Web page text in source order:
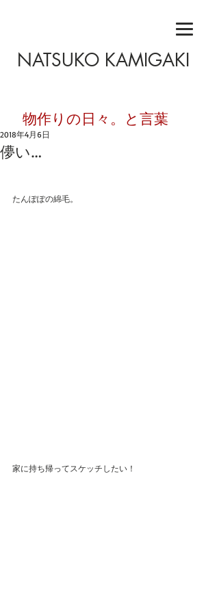
NATSUKO KAMIGAKI
​物作りの日々。と言葉
儚い…
2018年4月6日
たんぽぽの綿毛。
家に持ち帰ってスケッチしたい！